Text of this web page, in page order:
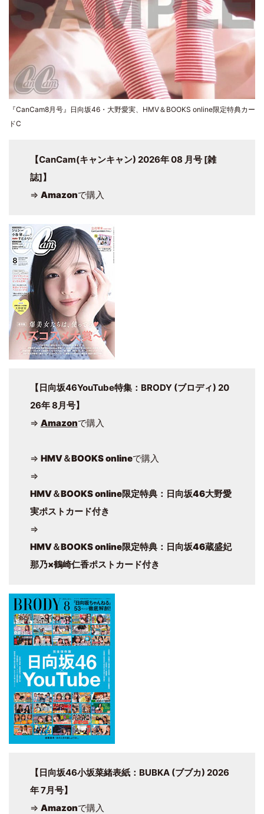
『CanCam8月号』日向坂46・大野愛実、HMV＆BOOKS online限定特典カー
ドC
【CanCam(キャンキャン) 2026年 08 月号 [雑
誌]】
⇒ Amazonで購入
【日向坂46YouTube特集：BRODY (ブロディ) 20
26年 8月号】
⇒ Amazonで購入
⇒ HMV＆BOOKS onlineで購入
⇒
HMV＆BOOKS online限定特典：日向坂46大野愛
実ポストカード付き
⇒
HMV＆BOOKS online限定特典：日向坂46蔵盛妃
那乃×鶴崎仁香ポストカード付き
【日向坂46小坂菜緒表紙：BUBKA (ブブカ) 2026
年 7月号】
⇒ Amazonで購入